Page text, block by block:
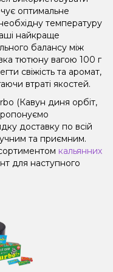
оптимальне
температуру
найкраще
балансу між
тютюну вагою 100 г
свіжість та аромат,
втраті якостей.
(Кавун диня орбіт,
доставку по всій
та приємним.
кальянних
для наступного